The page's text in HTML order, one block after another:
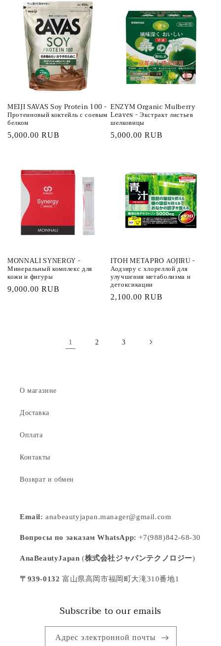
MEIJI SAVAS Soy Protein 100 -
Протеиновый коктейль с соевым
белком
Обычная
5,000.00 RUB
ENZYM Organic Mulberry
Leaves - Экстракт листьев
шелковицы
Обычная
5,000.00 RUB
MONNALI SYNERGY -
Минеральный комплекс для
кожи и фигуры
Обычная
9,000.00 RUB
ITOH METAPRO АOJIRU -
Аодзиру с хлореллой для
улучшения метаболизма и
детоксикации
Обычная
2,100.00 RUB
1 2 3
О магазине
Доставка
Оплата
Контакты
Возврат и обмен
Email:anabeautyjapan.manager@gmail.com
Вопросы по заказам WhatsApp:+7(988)842-68-30
AnaBeautyJapan (株式会社ジャパンテクノロジー)
〒939-0132 富山県高岡市福岡町大滝310番地1
Subscribe to our emails
Адрес электронной почты